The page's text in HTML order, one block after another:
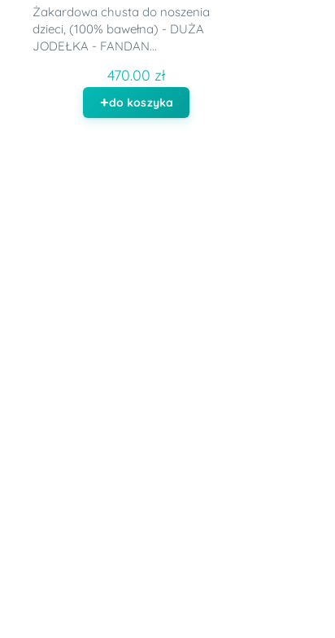
Żakardowa chusta do noszenia
dzieci, (100% bawełna) - DUŻA
JODEŁKA - FANDAN...
470.00 zł
do koszyka